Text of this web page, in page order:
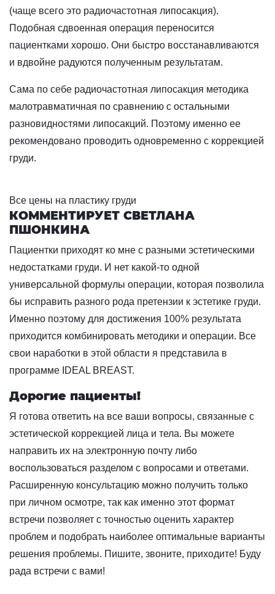
(чаще всего это радиочастотная липосакция).
Подобная сдвоенная операция переносится
пациентками хорошо. Они быстро восстанавливаются
и вдвойне радуются полученным результатам.
Сама по себе радиочастотная липосакция методика
малотравматичная по сравнению с остальными
разновидностями липосакций. Поэтому именно ее
рекомендовано проводить одновременно с коррекцией
груди.
Все цены на пластику груди
КОММЕНТИРУЕТ СВЕТЛАНА
ПШОНКИНА
Пациентки приходят ко мне с разными эстетическими
недостатками груди. И нет какой-то одной
универсальной формулы операции, которая позволила
бы исправить разного рода претензии к эстетике груди.
Именно поэтому для достижения 100% результата
приходится комбинировать методики и операции. Все
свои наработки в этой области я представила в
программе IDEAL BREAST.
Дорогие пациенты!
Я готова ответить на все ваши вопросы, связанные с
эстетической коррекцией лица и тела. Вы можете
направить их на электронную почту либо
воспользоваться разделом с вопросами и ответами.
Расширенную консультацию можно получить только
при личном осмотре, так как именно этот формат
встречи позволяет с точностью оценить характер
проблем и подобрать наиболее оптимальные варианты
решения проблемы. Пишите, звоните, приходите! Буду
рада встречи с вами!